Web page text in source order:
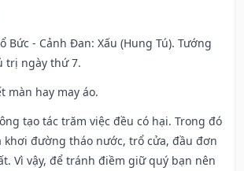
Bức - Cảnh Đan: Xấu (Hung Tú). Tướng
trị ngày thứ 7.
màn hay may áo.
tạo tác trăm việc đều có hại. Trong đó
khơi đường tháo nước, trổ cửa, đầu đơn
Vì vậy, để tránh điềm giữ quý bạn nên